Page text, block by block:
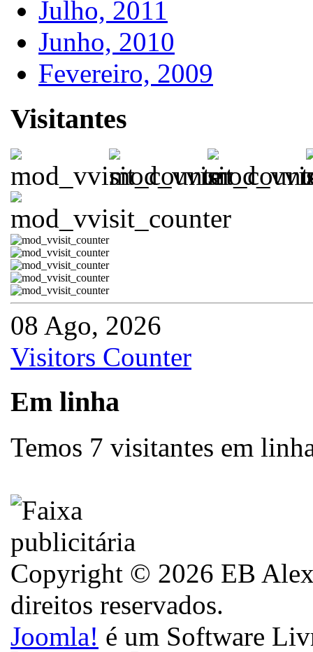
Julho, 2011
Junho, 2010
Fevereiro, 2009
Visitantes
08 Ago, 2026
Visitors Counter
Em linha
Temos 7 visitantes em
Copyright © 2026 EB
direitos reservados.
Joomla! é um Software